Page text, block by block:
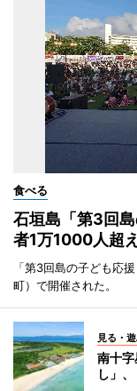
食べる
石垣島「第3回
者1万1000人超え
「第3回島の子ども応
町）で開催された。
見る・
南十
し」